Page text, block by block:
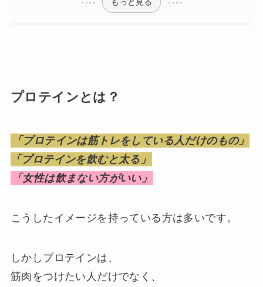
もっと見る
プロテインとは？
「プロテインは筋トレをしている人だけのもの」
「プロテインを飲むと太る」
「女性は飲まない方がいい」
こうしたイメージを持っている方は多いです。
しかしプロテインは、
筋肉をつけたい人だけでなく、